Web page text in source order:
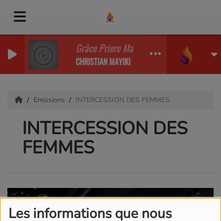
Les informations que nous
Grâce Priere Matinale Grace
CHRISTIAN MAYIKI
Emissions INTERCESSION DES FEMMES
INTERCESSION DES
FEMMES